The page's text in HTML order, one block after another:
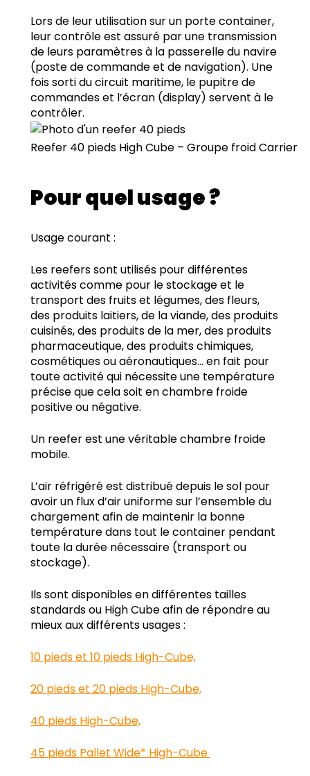
Lors de leur utilisation sur un porte container,
leur contrôle est assuré par une transmission
de leurs paramètres à la passerelle du navire
(poste de commande et de navigation). Une
fois sorti du circuit maritime, le pupitre de
commandes et l’écran (display) servent à le
contrôler.
Reefer 40 pieds High Cube – Groupe froid Carrier
Pour quel usage ?
Usage courant :
Les reefers sont utilisés pour différentes
activités comme pour le stockage et le
transport des fruits et légumes, des fleurs,
des produits laitiers, de la viande, des produits
cuisinés, des produits de la mer, des produits
pharmaceutique, des produits chimiques,
cosmétiques ou aéronautiques… en fait pour
toute activité qui nécessite une température
précise que cela soit en chambre froide
positive ou négative.
Un reefer est une véritable chambre froide
mobile.
L’air réfrigéré est distribué depuis le sol pour
avoir un flux d’air uniforme sur l’ensemble du
chargement afin de maintenir la bonne
température dans tout le container pendant
toute la durée nécessaire (transport ou
stockage).
Ils sont disponibles en différentes tailles
standards ou High Cube afin de répondre au
mieux aux différents usages :
10 pieds et 10 pieds High-Cube,
20 pieds et 20 pieds High-Cube,
40 pieds High-Cube,
45 pieds Pallet Wide* High-Cube